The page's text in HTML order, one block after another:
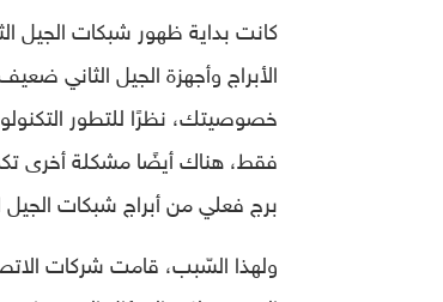
الأبراج وأجهزة الجيل الثاني
خصوصيتك، نظرًا للتطور
فقط، هناك أيضًا مشكلة أخرى
برج فعلي من أبراج شبكات الجيل
ولهذا السّبب، قامت شركات